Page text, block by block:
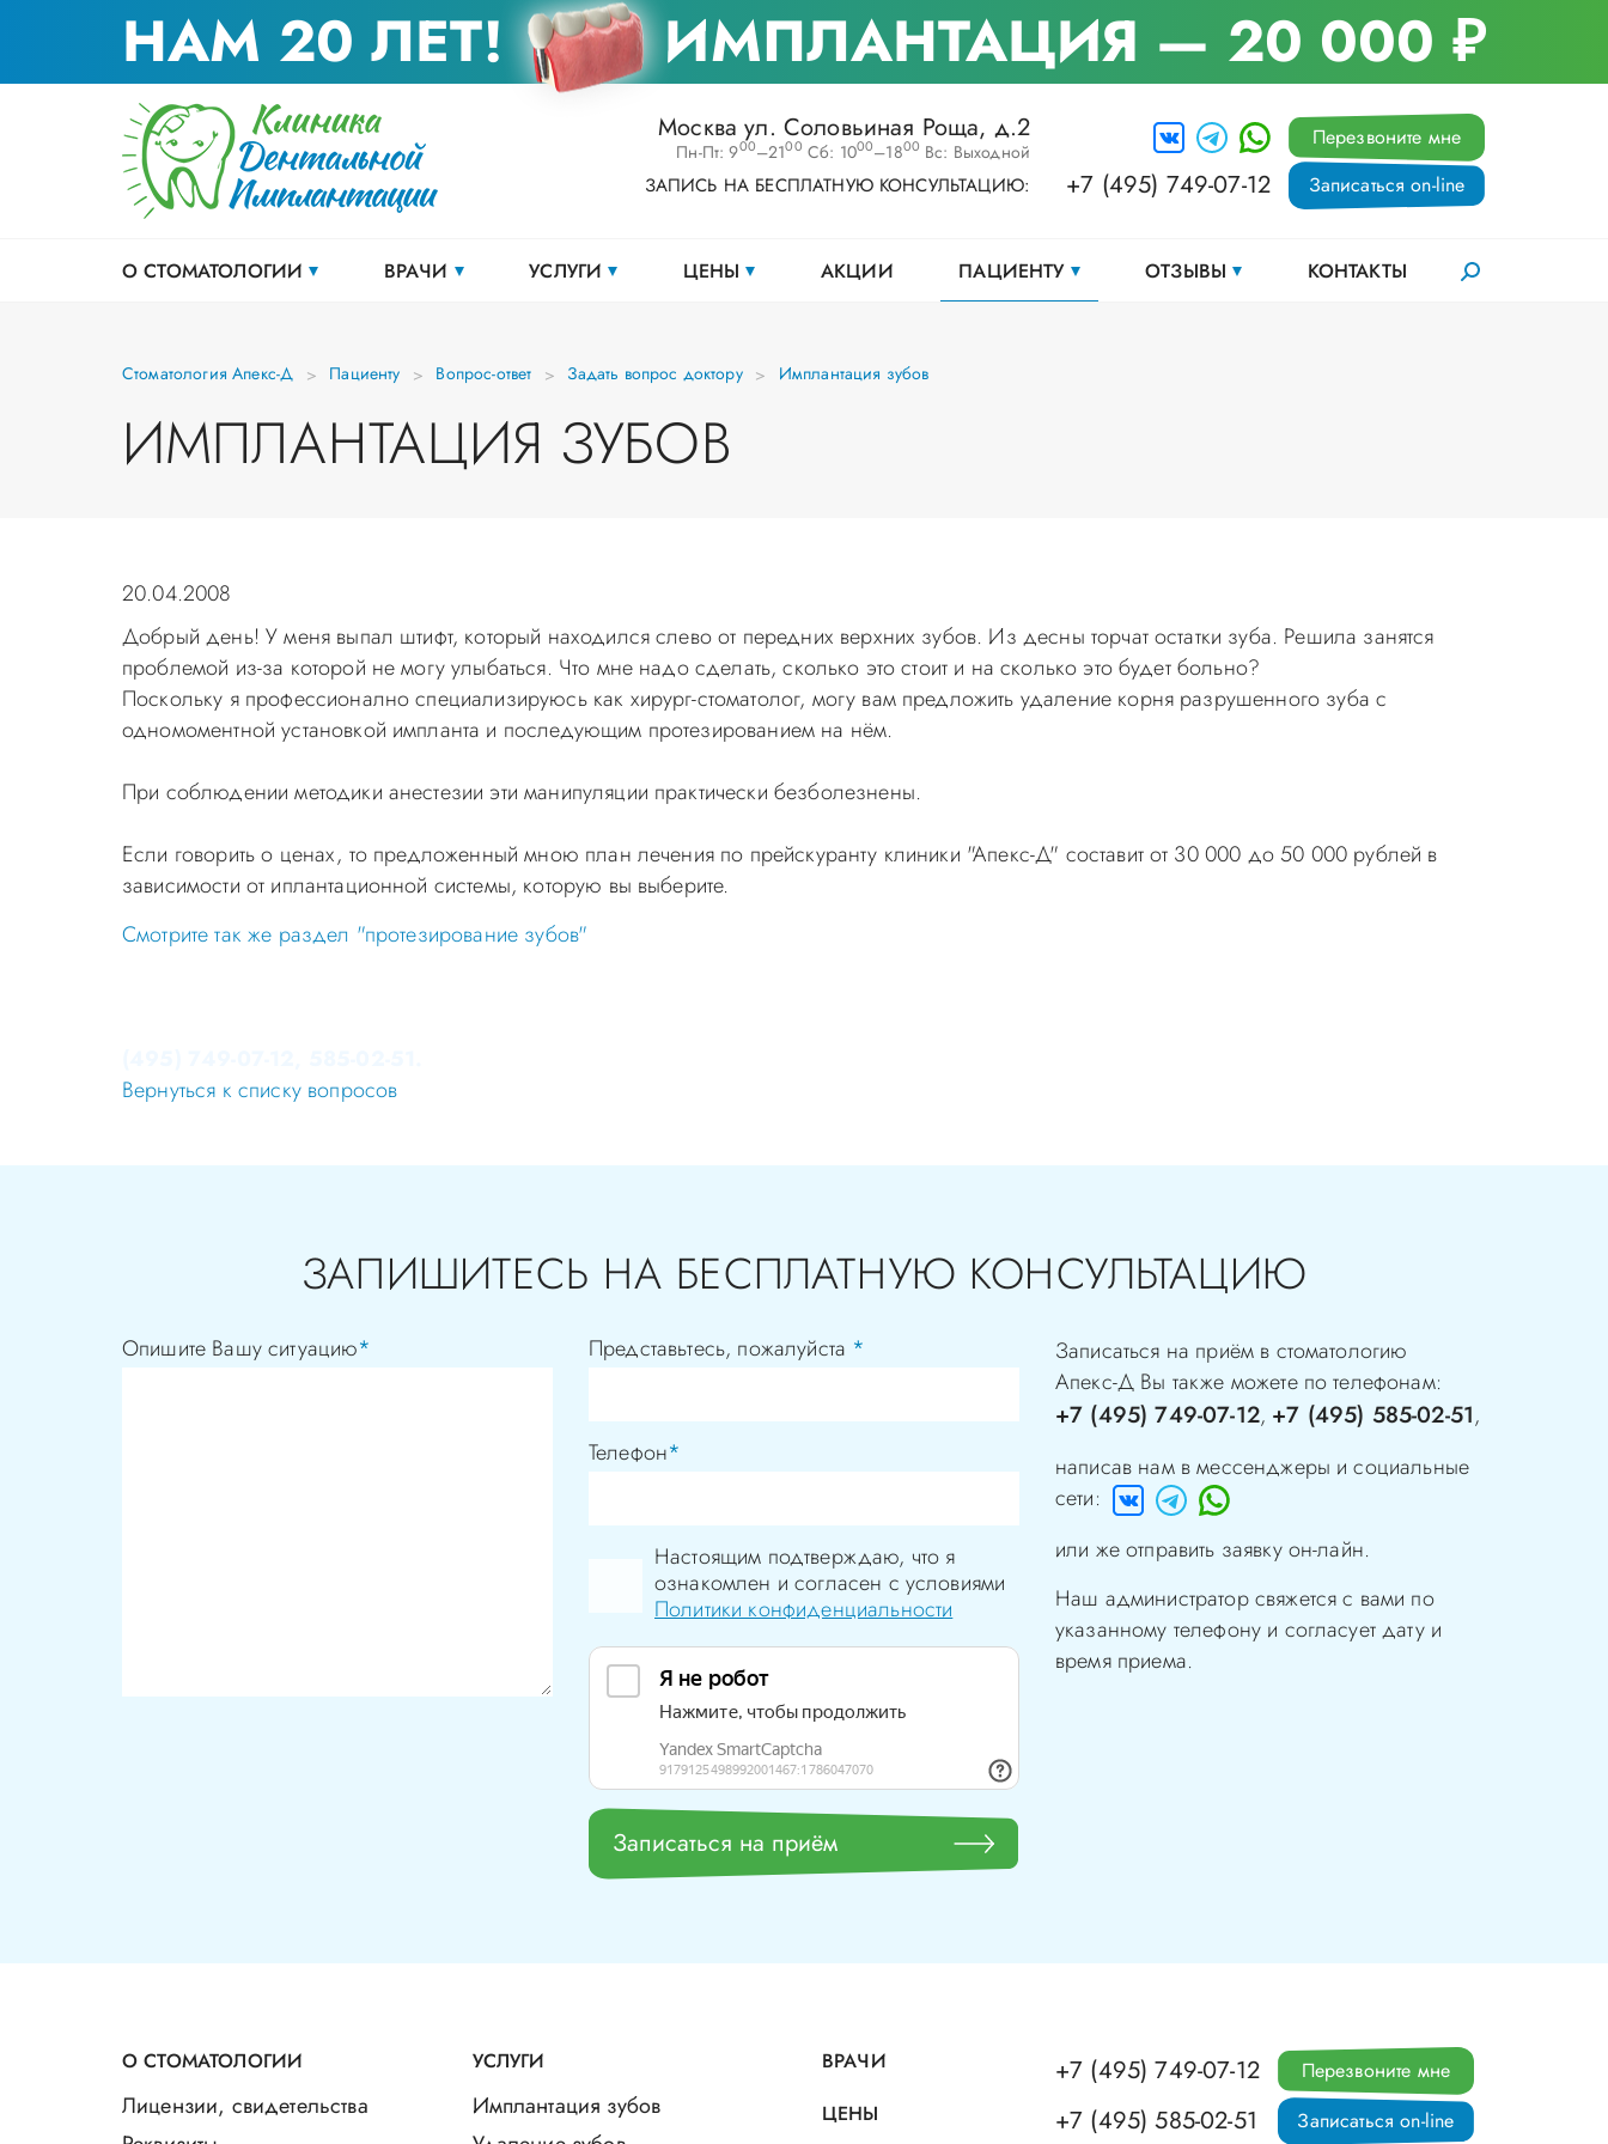
НАМ 20 ЛЕТ! ИМПЛАНТАЦИЯ — 20 000 ₽
Москва ул. Соловьиная Роща, д.2
Пн-Пт: 900–2100 Сб: 1000–1800 Вс: Выходной
ЗАПИСЬ НА БЕСПЛАТНУЮ КОНСУЛЬТАЦИЮ: +7 (495) 749-07-12
Перезвоните мне
Записаться on-line
О СТОМАТОЛОГИИ ВРАЧИ УСЛУГИ ЦЕНЫ АКЦИИ ПАЦИЕНТУ ОТЗЫВЫ КОНТАКТЫ
Стоматология Апекс-Д Пациенту Вопрос-ответ Задать вопрос доктору Имплантация зубов
ИМПЛАНТАЦИЯ ЗУБОВ
20.04.2008
Добрый день! У меня выпал штифт, который находился слево от передних верхних зубов. Из десны торчат остатки зуба. Решила занятся
проблемой из-за которой не могу улыбаться. Что мне надо сделать, сколько это стоит и на сколько это будет больно?
Поскольку я профессионално специализируюсь как хирург-стоматолог, могу вам предложить удаление корня разрушенного зуба с
одномоментной установкой импланта и последующим протезированием на нём.
При соблюдении методики анестезии эти манипуляции практически безболезнены.
Если говорить о ценах, то предложенный мною план лечения по прейскуранту клиники "Апекс-Д" составит от 30 000 до 50 000 рублей в
зависимости от иплантационной системы, которую вы выберите.
Смотрите так же раздел "протезирование зубов"
Вернуться к списку вопросов
ЗАПИШИТЕСЬ НА БЕСПЛАТНУЮ КОНСУЛЬТАЦИЮ
Представьтесь, пожалуйста *
Телефон*
Опишите Вашу ситуацию*
Настоящим подтверждаю, что я
ознакомлен и согласен с условиями
Политики конфиденциальности
Записаться на приём
Записаться на приём в стоматологию
Апекс-Д Вы также можете по телефонам:
+7 (495) 749-07-12, +7 (495) 585-02-51,
написав нам в мессенджеры и социальные
сети:
или же отправить заявку он-лайн.
Наш администратор свяжется с вами по
указанному телефону и согласует дату и
время приема.
О СТОМАТОЛОГИИ
Лицензии, свидетельства
УСЛУГИ
Имплантация зубов
ВРАЧИ
ЦЕНЫ
+7 (495) 749-07-12
+7 (495) 585-02-51
Перезвоните мне
Записаться on-line